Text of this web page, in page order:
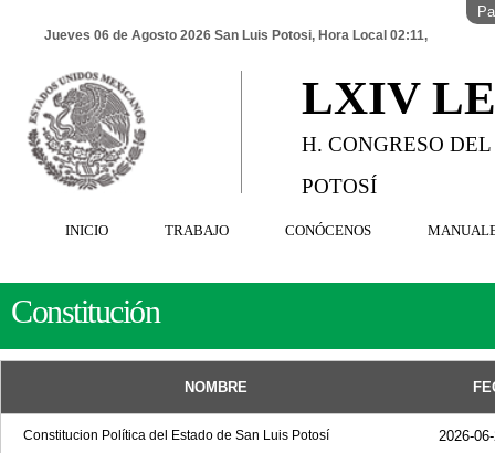
Jueves 06 de Agosto 2026 San Luis Potosi, Hora Local 02:11,
LXIV
H. CONGRESO
POTOSÍ
INICIO TRABAJO CONÓCENOS
Constitución
NOMBRE
Constitucion Política del Estado de San Luis Potosí 2026-